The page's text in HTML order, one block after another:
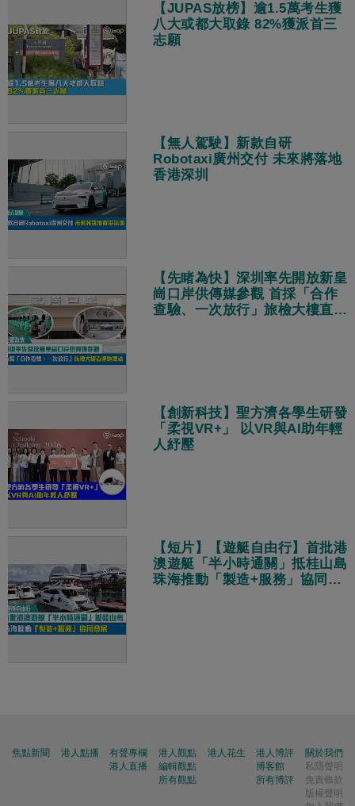
【JUPAS放榜】逾1.5萬考生獲
八大或都大取錄 82%獲派首三
志願
【無人駕駛】新款自研
Robotaxi廣州交付 未來將落地
香港深圳
【先睹為快】深圳率先開放新皇
崗口岸供傳媒參觀 首採「合作
查驗、一次放行」旅檢大樓直連
【創新科技】聖方濟各學生研發
「柔視VR+」 以VR與AI助年輕
人紓壓
【短片】【遊艇自由行】首批港
澳遊艇「半小時通關」抵桂山島
珠海推動「製造+服務」協同發
焦點新聞 港人點播
有聲專欄
港人直播
港人觀點
編輯觀點
所有觀點
港人花生
港人博評
博客館
所有博評
關於我們
私隱聲明
免責條款
版權聲明